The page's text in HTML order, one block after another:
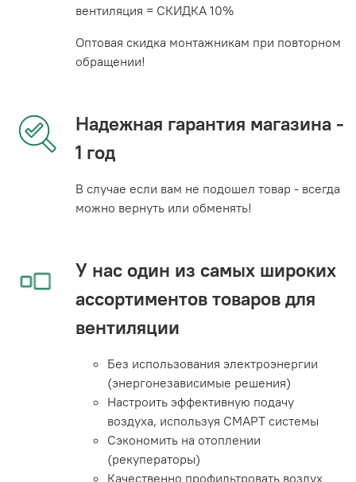
вентиляция = СКИДКА 10%
Оптовая скидка монтажникам при повторном
обращении!
Надежная гарантия магазина -
1 год
В случае если вам не подошел товар - всегда
можно вернуть или обменять!
У нас один из самых широких
ассортиментов товаров для
вентиляции
Без использования электроэнергии
(энергонезависимые решения)
Настроить эффективную подачу
воздуха, используя СМАРТ системы
Сэкономить на отоплении
(рекуператоры)
Качественно профильтровать воздух